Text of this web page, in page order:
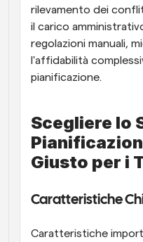
rilevamento dei
il carico
regolazioni manuali,
l'affidabilità
pianificazione.
Scegliere lo
Giusto per i
Caratteristiche
Caratteristiche